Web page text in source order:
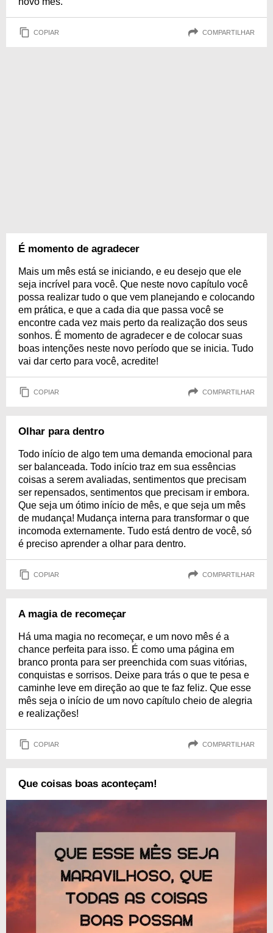
COPIAR COMPARTILHAR
É momento de agradecer
Mais um mês está se iniciando, e eu desejo que ele
seja incrível para você. Que neste novo capítulo você
possa realizar tudo o que vem planejando e colocando
em prática, e que a cada dia que passa você se
encontre cada vez mais perto da realização dos seus
sonhos. É momento de agradecer e de colocar suas
boas intenções neste novo período que se inicia. Tudo
vai dar certo para você, acredite!
COPIAR COMPARTILHAR
Olhar para dentro
Todo início de algo tem uma demanda emocional para
ser balanceada. Todo início traz em sua essências
coisas a serem avaliadas, sentimentos que precisam
ser repensados, sentimentos que precisam ir embora.
Que seja um ótimo início de mês, e que seja um mês
de mudança! Mudança interna para transformar o que
incomoda externamente. Tudo está dentro de você, só
é preciso aprender a olhar para dentro.
COPIAR COMPARTILHAR
A magia de recomeçar
Há uma magia no recomeçar, e um novo mês é a
chance perfeita para isso. É como uma página em
branco pronta para ser preenchida com suas vitórias,
conquistas e sorrisos. Deixe para trás o que te pesa e
caminhe leve em direção ao que te faz feliz. Que esse
mês seja o início de um novo capítulo cheio de alegria
e realizações!
COPIAR COMPARTILHAR
Que coisas boas aconteçam!